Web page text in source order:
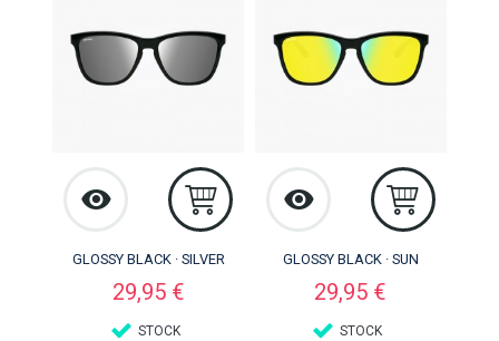
GLOSSY BLACK · SILVER
Preço
29,95 €
STOCK
GLOSSY BLACK · SUN
Preço
29,95 €
STOCK